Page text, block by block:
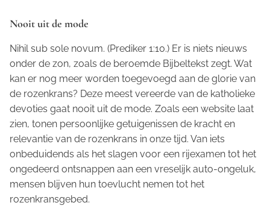
Nooit uit de mode
Nihil sub sole novum. (Prediker 1:10.) Er is niets nieuws
onder de zon, zoals de beroemde Bijbeltekst zegt. Wat
kan er nog meer worden toegevoegd aan de glorie van
de rozenkrans? Deze meest vereerde van de katholieke
devoties gaat nooit uit de mode. Zoals een website laat
zien, tonen persoonlijke getuigenissen de kracht en
relevantie van de rozenkrans in onze tijd. Van iets
onbeduidends als het slagen voor een rijexamen tot het
ongedeerd ontsnappen aan een vreselijk auto-ongeluk,
mensen blijven hun toevlucht nemen tot het
rozenkransgebed.